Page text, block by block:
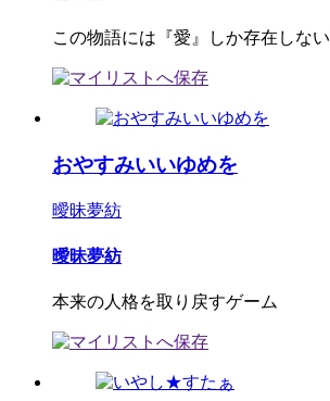
この物語には『愛』しか存在しない
おやすみいいゆめを
曖昧夢紡
曖昧夢紡
本来の人格を取り戻すゲーム